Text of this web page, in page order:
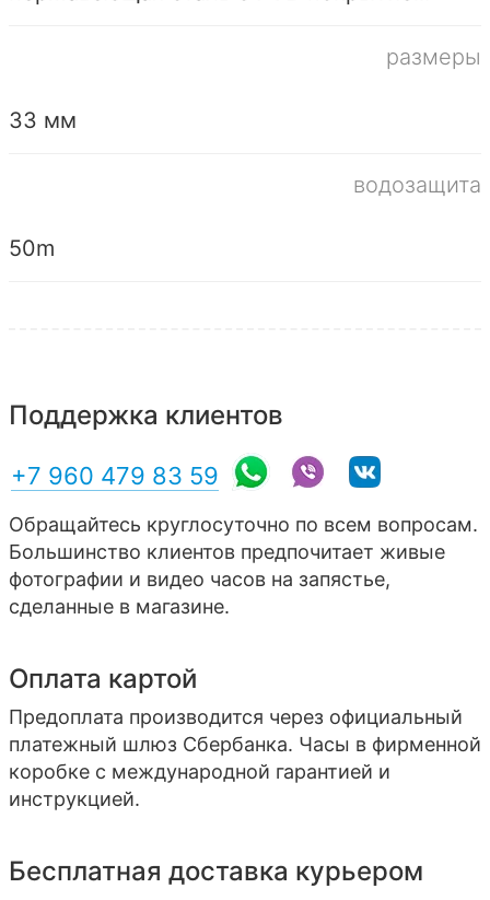
размеры
33 мм
водозащита
50m
Поддержка клиентов
+7 960 479 83 59
Обращайтесь круглосуточно по всем вопросам.
Большинство клиентов предпочитает живые
фотографии и видео часов на запястье,
сделанные в магазине.
Оплата картой
Предоплата производится через официальный
платежный шлюз Сбербанка. Часы в фирменной
коробке с международной гарантией и
инструкцией.
Бесплатная доставка курьером